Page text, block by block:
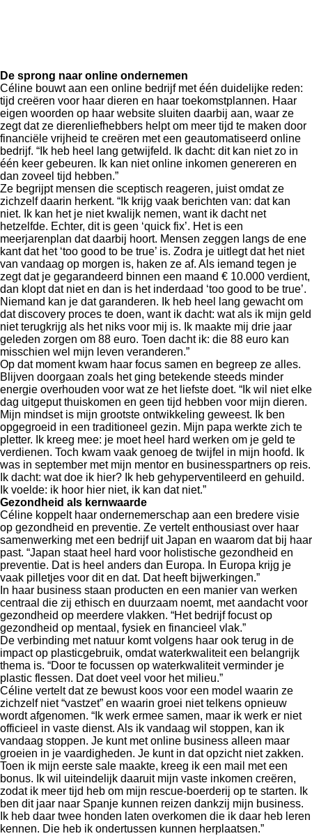
De sprong naar online ondernemen
Céline bouwt aan een online bedrijf met één duidelijke reden:
tijd creëren voor haar dieren en haar toekomstplannen. Haar
eigen woorden op haar website sluiten daarbij aan, waar ze
zegt dat ze dierenliefhebbers helpt om meer tijd te maken door
financiële vrijheid te creëren met een geautomatiseerd online
bedrijf. “Ik heb heel lang getwijfeld. Ik dacht: dit kan niet zo in
één keer gebeuren. Ik kan niet online inkomen genereren en
dan zoveel tijd hebben.”
Ze begrijpt mensen die sceptisch reageren, juist omdat ze
zichzelf daarin herkent. “Ik krijg vaak berichten van: dat kan
niet. Ik kan het je niet kwalijk nemen, want ik dacht net
hetzelfde. Echter, dit is geen ‘quick fix’. Het is een
meerjarenplan dat daarbij hoort. Mensen zeggen langs de ene
kant dat het ‘too good to be true’ is. Zodra je uitlegt dat het niet
van vandaag op morgen is, haken ze af. Als iemand tegen je
zegt dat je gegarandeerd binnen een maand € 10.000 verdient,
dan klopt dat niet en dan is het inderdaad ‘too good to be true’.
Niemand kan je dat garanderen. Ik heb heel lang gewacht om
dat discovery proces te doen, want ik dacht: wat als ik mijn geld
niet terugkrijg als het niks voor mij is. Ik maakte mij drie jaar
geleden zorgen om 88 euro. Toen dacht ik: die 88 euro kan
misschien wel mijn leven veranderen.”
Op dat moment kwam haar focus samen en begreep ze alles.
Blijven doorgaan zoals het ging betekende steeds minder
energie overhouden voor wat ze het liefste doet. “Ik wil niet elke
dag uitgeput thuiskomen en geen tijd hebben voor mijn dieren.
Mijn mindset is mijn grootste ontwikkeling geweest. Ik ben
opgegroeid in een traditioneel gezin. Mijn papa werkte zich te
pletter. Ik kreeg mee: je moet heel hard werken om je geld te
verdienen. Toch kwam vaak genoeg de twijfel in mijn hoofd. Ik
was in september met mijn mentor en businesspartners op reis.
Ik dacht: wat doe ik hier? Ik heb gehyperventileerd en gehuild.
Ik voelde: ik hoor hier niet, ik kan dat niet.”
Gezondheid als kernwaarde
Céline koppelt haar ondernemerschap aan een bredere visie
op gezondheid en preventie. Ze vertelt enthousiast over haar
samenwerking met een bedrijf uit Japan en waarom dat bij haar
past. “Japan staat heel hard voor holistische gezondheid en
preventie. Dat is heel anders dan Europa. In Europa krijg je
vaak pilletjes voor dit en dat. Dat heeft bijwerkingen.”
In haar business staan producten en een manier van werken
centraal die zij ethisch en duurzaam noemt, met aandacht voor
gezondheid op meerdere vlakken. “Het bedrijf focust op
gezondheid op mentaal, fysiek en financieel vlak.”
De verbinding met natuur komt volgens haar ook terug in de
impact op plasticgebruik, omdat waterkwaliteit een belangrijk
thema is. “Door te focussen op waterkwaliteit verminder je
plastic flessen. Dat doet veel voor het milieu.”
Céline vertelt dat ze bewust koos voor een model waarin ze
zichzelf niet “vastzet” en waarin groei niet telkens opnieuw
wordt afgenomen. “Ik werk ermee samen, maar ik werk er niet
officieel in vaste dienst. Als ik vandaag wil stoppen, kan ik
vandaag stoppen. Je kunt met online business alleen maar
groeien in je vaardigheden. Je kunt in dat opzicht niet zakken.
Toen ik mijn eerste sale maakte, kreeg ik een mail met een
bonus. Ik wil uiteindelijk daaruit mijn vaste inkomen creëren,
zodat ik meer tijd heb om mijn rescue-boerderij op te starten. Ik
ben dit jaar naar Spanje kunnen reizen dankzij mijn business.
Ik heb daar twee honden laten overkomen die ik daar heb leren
kennen. Die heb ik ondertussen kunnen herplaatsen.”